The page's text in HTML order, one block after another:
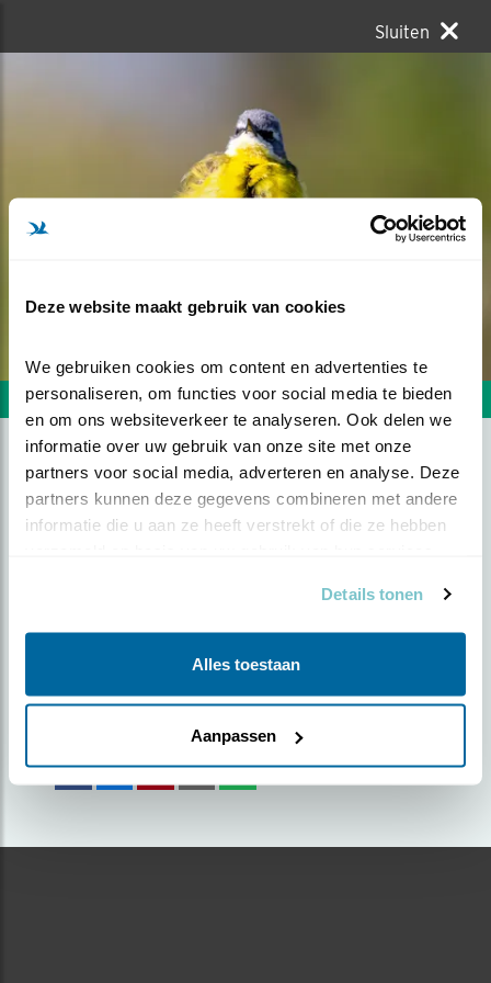
Deze website maakt gebruik van cookies
We gebruiken cookies om content en advertenties te
personaliseren, om functies voor social media te bieden
en om ons websiteverkeer te analyseren. Ook delen we
informatie over uw gebruik van onze site met onze
partners voor social media, adverteren en analyse. Deze
partners kunnen deze gegevens combineren met andere
informatie die u aan ze heeft verstrekt of die ze hebben
Details tonen
Alles toestaan
Aanpassen
Sluiten
Volgende foto Vorige foto
EEN GEEL DOTJE
Foto genomen in: Nieuwe Driemanspolder,
Zoetermeer